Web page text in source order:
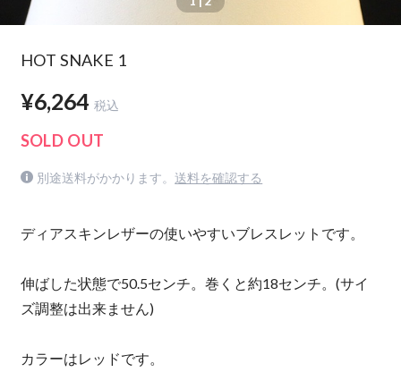
HOT SNAKE 1
¥6,264 税込
SOLD OUT
別途送料がかかります。 送料を確認する
ディアスキンレザーの使いやすいブレスレットです。
伸ばした状態で50.5センチ。巻くと約18センチ。(サイ
ズ調整は出来ません)
カラーはレッドです。